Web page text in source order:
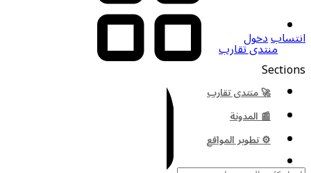
منتدى تقاربانتسابدخول
Sections
🚀 منتدى تقارب
📰 المدونة
⚙️ تطوير المواقع